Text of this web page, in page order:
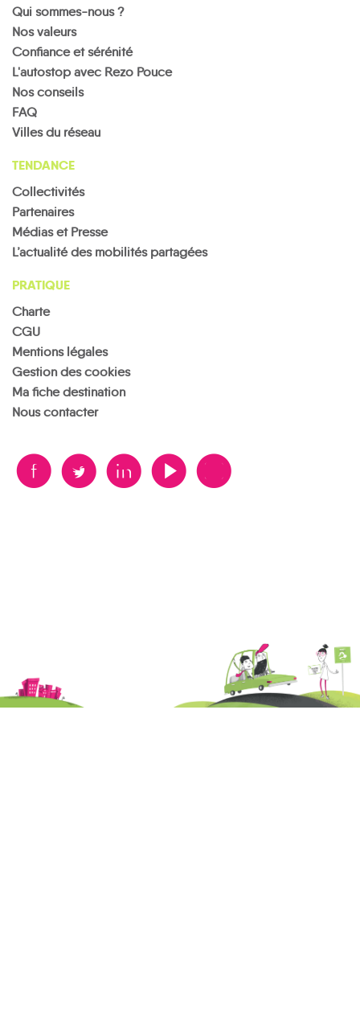
Qui sommes-nous ?
Nos valeurs
Confiance et sérénité
L'autostop avec Rezo Pouce
Nos conseils
FAQ
Villes du réseau
TENDANCE
Collectivités
Partenaires
Médias et Presse
L’actualité des mobilités partagées
PRATIQUE
Charte
CGU
Mentions légales
Gestion des cookies
Ma fiche destination
Nous contacter
B A D F V